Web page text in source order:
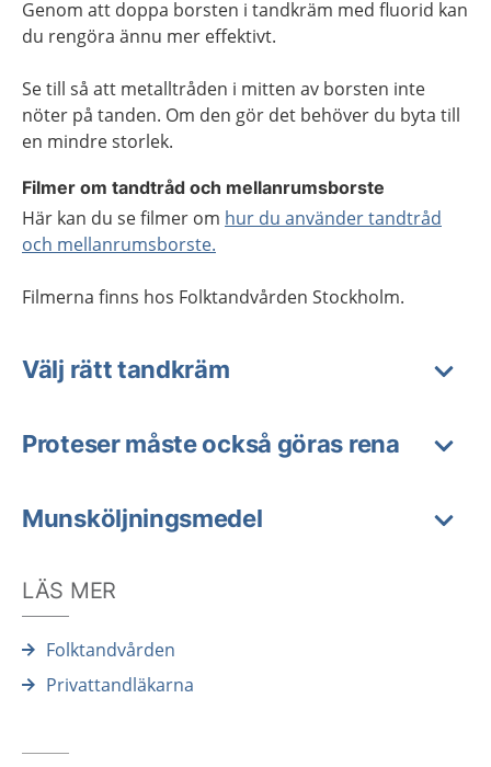
Genom att doppa borsten i tandkräm med fluorid kan
du rengöra ännu mer effektivt.
Se till så att metalltråden i mitten av borsten inte
nöter på tanden. Om den gör det behöver du byta till
en mindre storlek.
Filmer om tandtråd och mellanrumsborste
Här kan du se filmer om hur du använder tandtråd
och mellanrumsborste.
Filmerna finns hos Folktandvården Stockholm.
Välj rätt tandkräm
Proteser måste också göras rena
Munsköljningsmedel
LÄS MER
Folktandvården
Privattandläkarna